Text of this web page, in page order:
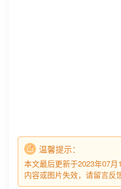
温馨提示：
本文最后更新于2023年07
内容或图片失效，请留言反